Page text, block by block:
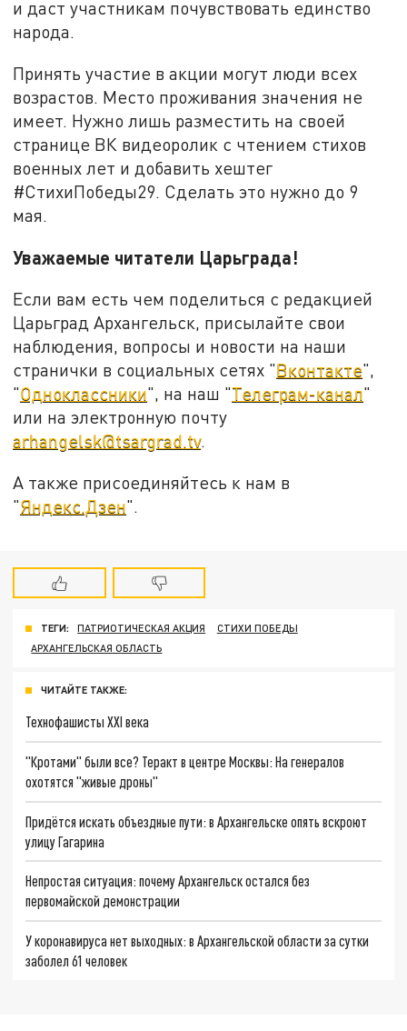
и даст участникам почувствовать единство
народа.
Принять участие в акции могут люди всех
возрастов. Место проживания значения не
имеет. Нужно лишь разместить на своей
странице ВК видеоролик с чтением стихов
военных лет и добавить хештег
#СтихиПобеды29. Сделать это нужно до 9
мая.
Уважаемые читатели Царьграда!
Если вам есть чем поделиться с редакцией
Царьград Архангельск, присылайте свои
наблюдения, вопросы и новости на наши
странички в социальных сетях "Вконтакте",
"Одноклассники", на наш "Телеграм-канал"
или на электронную почту
arhangelsk@tsargrad.tv.
А также присоединяйтесь к нам в
"Яндекс.Дзен".
ТЕГИ: ПАТРИОТИЧЕСКАЯ АКЦИЯ
СТИХИ ПОБЕДЫ
АРХАНГЕЛЬСКАЯ ОБЛАСТЬ
ЧИТАЙТЕ ТАКЖЕ:
Технофашисты XXI века
"Кротами" были все? Теракт в центре Москвы: На генералов
охотятся "живые дроны"
Придётся искать объездные пути: в Архангельске опять вскроют
улицу Гагарина
Непростая ситуация: почему Архангельск остался без
первомайской демонстрации
У коронавируса нет выходных: в Архангельской области за сутки
заболел 61 человек